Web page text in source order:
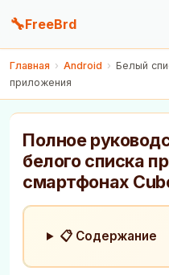
🔧FreeBrd
Главная › Android › Белый
приложения
Полное
белого списка
смартфонах
📋 Содержание